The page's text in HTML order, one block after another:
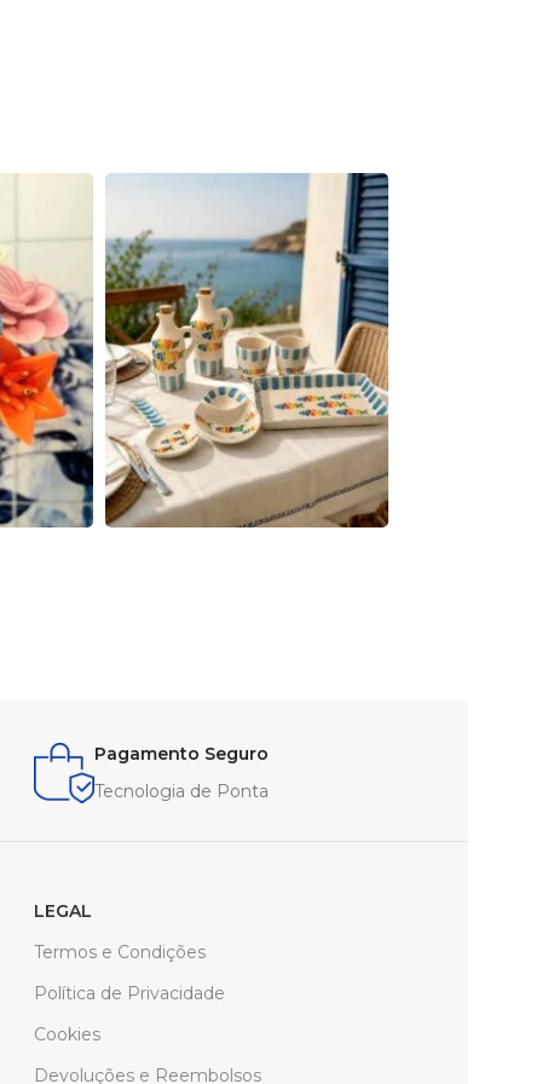
Pagamento Seguro
Tecnologia de Ponta
LEGAL
Termos e Condições
Política de Privacidade
Cookies
Devoluções e Reembolsos